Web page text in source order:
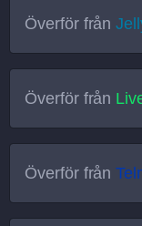
Överför från
Överför från
Överför från